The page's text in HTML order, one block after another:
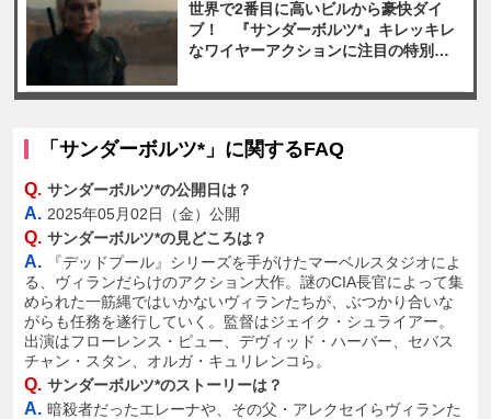
世界で2番目に高いビルから豪快ダイ
ブ！ 『サンダーボルツ*』キレッキレ
なワイヤーアクションに注目の特別映
「サンダーボルツ*」に関するFAQ
Q. サンダーボルツ*の公開日は？
A. 2025年05月02日（金）公開
Q. サンダーボルツ*の見どころは？
A.
『デッドプール』シリーズを手がけたマーベルスタジオによ
る、ヴィランだらけのアクション大作。謎のCIA長官によって集
められた一筋縄ではいかないヴィランたちが、ぶつかり合いな
がらも任務を遂行していく。監督はジェイク・シュライアー。
出演はフローレンス・ピュー、デヴィッド・ハーバー、セバス
チャン・スタン、オルガ・キュリレンコら。
Q. サンダーボルツ*のストーリーは？
A. 暗殺者だったエレーナや、その父・アレクセイらヴィランた